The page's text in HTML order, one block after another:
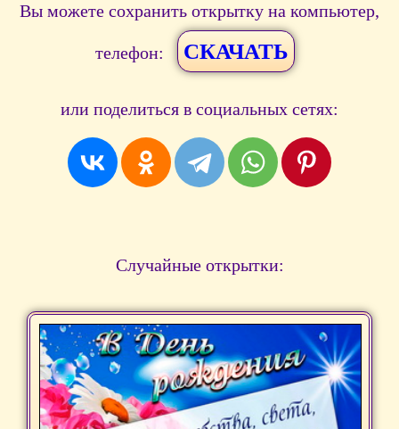
Вы можете сохранить открытку на компьютер,
телефон: СКАЧАТЬ
или поделиться в социальных сетях:
Случайные открытки: